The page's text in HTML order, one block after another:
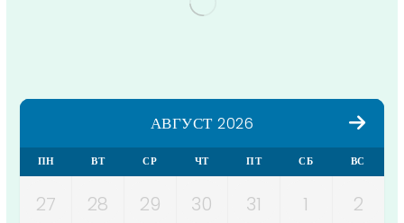
АВГУСТ 2026
ПН ВТ СР ЧТ ПТ СБ ВС
27 28 29 30 31 1 2